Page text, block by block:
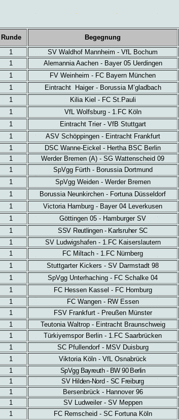
Runde Begegnung
1
SV Waldhof Mannheim - VfL Bochum
1 Alemannia Aachen - Bayer 05 Uerdingen
1 FV Weinheim - FC Bayern München
1 Eintracht Haiger - Borussia M’gladbach
1 Kilia Kiel - FC St.Pauli
1 VfL Wolfsburg - 1.FC Köln
1 Eintracht Trier - VfB Stuttgart
1 ASV Schöppingen - Eintracht Frankfurt
1 DSC Wanne-Eickel - Hertha BSC Berlin
1 Werder Bremen (A) - SG Wattenscheid 09
1 SpVgg Fürth - Borussia Dortmund
1 SpVgg Weiden - Werder Bremen
1 Borussia Neunkirchen - Fortuna Düsseldorf
1 Victoria Hamburg - Bayer 04 Leverkusen
1 Göttingen 05 - Hamburger SV
1 SSV Reutlingen - Karlsruher SC
1 SV Ludwigshafen - 1.FC Kaiserslautern
1 FC Miltach - 1.FC Nürnberg
1 Stuttgarter Kickers - SV Darmstadt 98
1 SpVgg Unterhaching - FC Schalke 04
1 FC Hessen Kassel - FC Homburg
1
FC Wangen - RW Essen
1 FSV Frankfurt - Preußen Münster
1
Teutonia Waltrop - Eintracht Braunschweig
1 Türkiyemspor Berlin - 1.FC Saarbrücken
1 SC Pfullendorf - MSV Duisburg
1 Viktoria Köln - VfL Osnabrück
1
SpVgg Bayreuth - BW 90 Berlin
1
SV Hilden-Nord - SC Freiburg
1
Bersenbrück - Hannover 96
1
SV Ludweiler - SV Meppen
1 FC Remscheid - SC Fortuna Köln